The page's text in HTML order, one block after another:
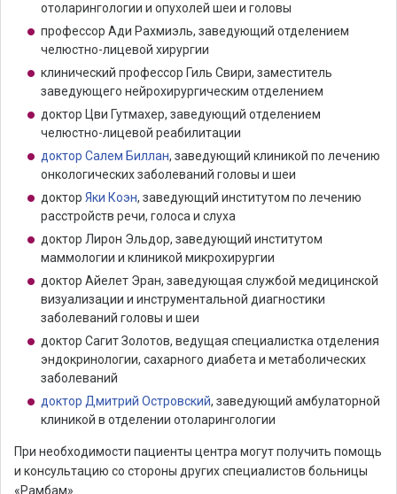
отоларингологии и опухолей шеи и головы
профессор Ади Рахмиэль, заведующий отделением
челюстно-лицевой хирургии
клинический профессор Гиль Свири, заместитель
заведующего нейрохирургическим отделением
доктор Цви Гутмахер, заведующий отделением
челюстно-лицевой реабилитации
доктор Салем Биллан, заведующий клиникой по лечению
онкологических заболеваний головы и шеи
доктор Яки Коэн, заведующий институтом по лечению
расстройств речи, голоса и слуха
доктор Лирон Эльдор, заведующий институтом
маммологии и клиникой микрохирургии
доктор Айелет Эран, заведующая службой медицинской
визуализации и инструментальной диагностики
заболеваний головы и шеи
доктор Сагит Золотов, ведущая специалистка отделения
эндокринологии, сахарного диабета и метаболических
заболеваний
доктор Дмитрий Островский, заведующий амбулаторной
клиникой в отделении отоларингологии
При необходимости пациенты центра могут получить помощь
и консультацию со стороны других специалистов больницы
«Рамбам».